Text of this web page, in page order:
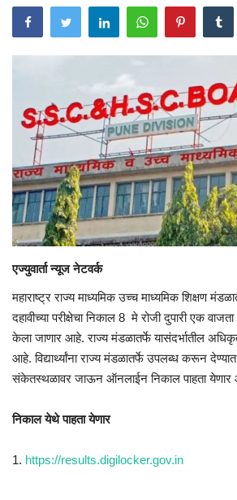
एज्युवार्ता न्यूज नेटवर्क
महाराष्ट्र राज्य माध्यमिक उच्च माध्यमिक शिक्षण
दहावीच्या परीक्षेचा निकाल 8 मे रोजी दुपारी एक
केला जाणार आहे. राज्य मंडळातर्फे यासंदर्भातील
आहे. विद्यार्थ्यांना राज्य मंडळातर्फे उपलब्ध करून
संकेतस्थळावर जाऊन ऑनलाईन निकाल पाहता येणार
निकाल येथे पाहता येणार
1. https://results.digilocker.gov.in